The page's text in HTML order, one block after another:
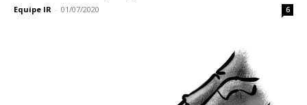
Equipe IR - 01/07/2020 6